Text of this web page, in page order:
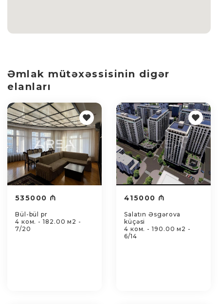
Əmlak mütəxəssisinin digər
elanları
535000 ₼
Bül-bül pr
4 ком. - 182.00 м2 -
7/20
415000 ₼
Salatın Əsgərova
küçəsi
4 ком. - 190.00 м2 -
6/14